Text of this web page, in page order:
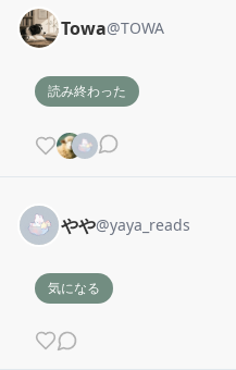
Towa@TOWA
読み終わった
やや@yaya_reads
気になる